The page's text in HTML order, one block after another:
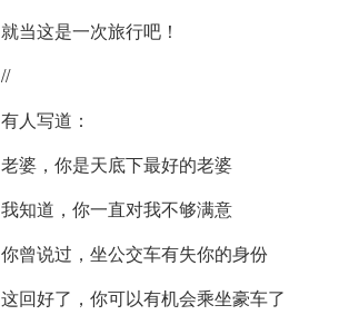
就当这是一次旅行吧！
//
有人写道：
老婆，你是天底下最好的老婆
我知道，你一直对我不够满意
你曾说过，坐公交车有失你的身份
这回好了，你可以有机会乘坐豪车了